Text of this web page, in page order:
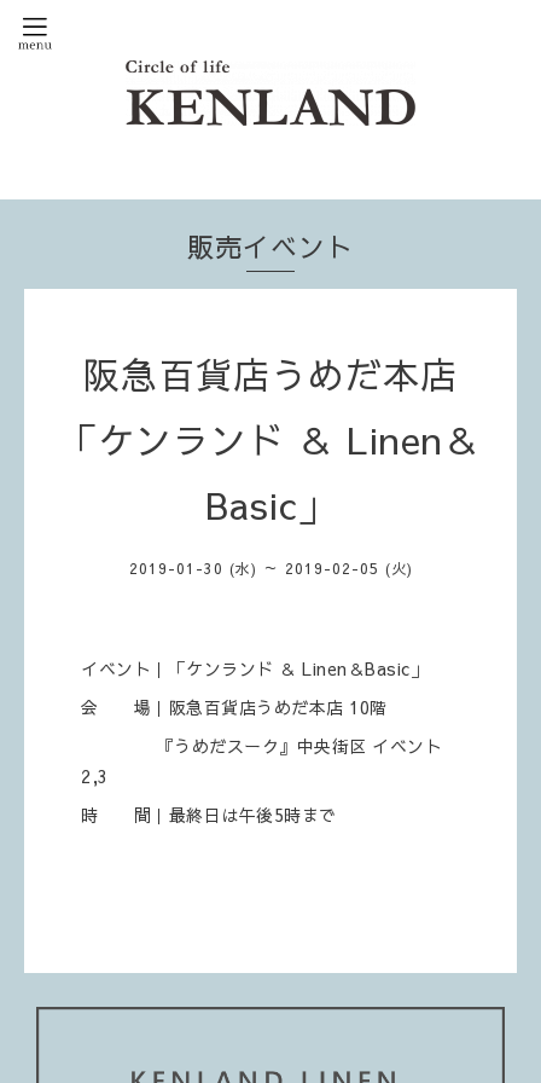
販売イベント
阪急百貨店うめだ本店
「ケンランド ＆ Linen＆
Basic」
2019-01-30 (水) ～ 2019-02-05 (火)
イベント｜「ケンランド ＆ Linen＆Basic」
会 場｜阪急百貨店うめだ本店 10階
『うめだスーク』中央街区 イベント
2,3
時 間｜最終日は午後5時まで